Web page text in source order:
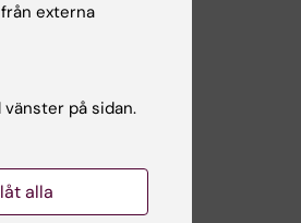
externa
på sidan.
alla